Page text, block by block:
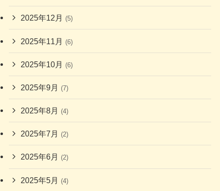
2025年12月 (5)
2025年11月 (6)
2025年10月 (6)
2025年9月 (7)
2025年8月 (4)
2025年7月 (2)
2025年6月 (2)
2025年5月 (4)